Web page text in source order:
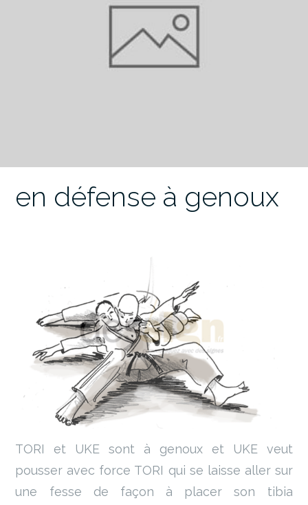
en défense à genoux
TORI et UKE sont à genoux et UKE veut
pousser avec force TORI qui se laisse aller sur
une fesse de façon à placer son tibia